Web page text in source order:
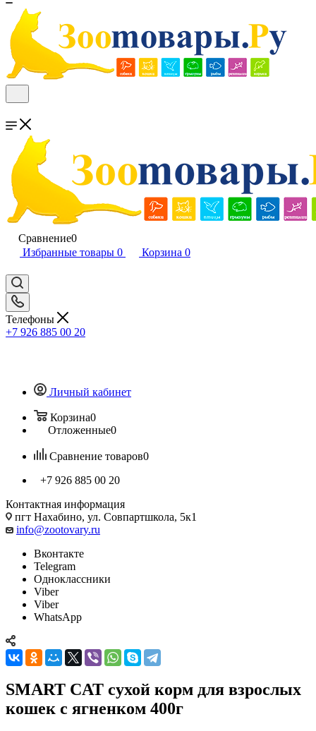
Сравнение0
Избранные товары 0 Корзина 0
Телефоны
+7 926 885 00 20
Личный кабинет
Корзина0
Отложенные0
Сравнение товаров0
+7 926 885 00 20
Контактная информация
пгт Нахабино, ул. Совпартшкола, 5к1
info@zootovary.ru
Вконтакте
Telegram
Одноклассники
Viber
Viber
WhatsApp
SMART CAT сухой корм для взрослых
кошек с ягненком 400г